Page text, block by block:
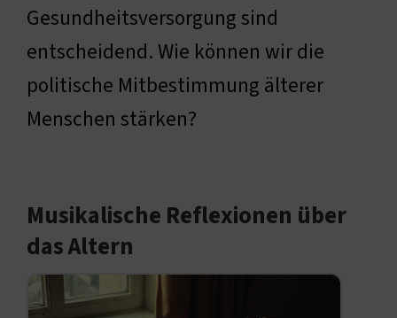
Gesundheitsversorgung sind
entscheidend. Wie können wir die
politische Mitbestimmung älterer
Menschen stärken?
Musikalische Reflexionen über
das Altern